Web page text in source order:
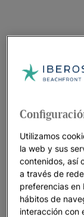
Utilizamos
la web y sus
contenidos, así
a través de
preferencias en
hábitos de
interacción con